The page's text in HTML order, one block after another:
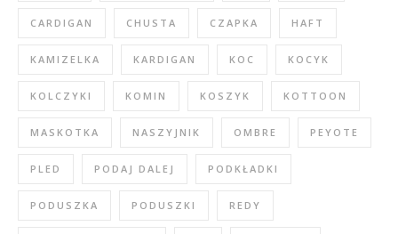
CARDIGAN CHUSTA CZAPKA HAFT
KAMIZELKA KARDIGAN KOC KOCYK
KOLCZYKI KOMIN KOSZYK KOTTOON
MASKOTKA NASZYJNIK OMBRE PEYOTE
PLED PODAJ DALEJ PODKŁADKI
PODUSZKA PODUSZKI REDY